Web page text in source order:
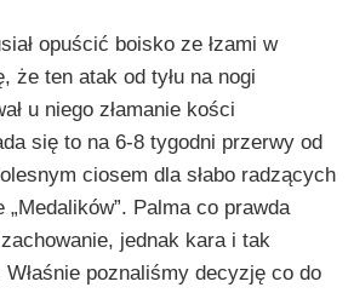
opuścić boisko ze łzami w
że ten atak od tyłu na nogi
u niego złamanie kości
się to na 6-8 tygodni przerwy od
ciosem dla słabo radzących
Palma co prawda
jednak kara i tak
Właśnie poznaliśmy decyzję co do